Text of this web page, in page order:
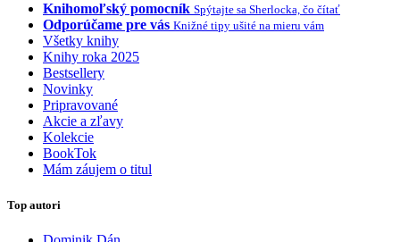
Knihomoľský pomocník Spýtajte sa Sherlocka, čo čítať
Odporúčame pre vás Knižné tipy ušité na mieru vám
Všetky knihy
Knihy roka 2025
Bestsellery
Novinky
Pripravované
Akcie a zľavy
Kolekcie
BookTok
Mám záujem o titul
Top autori